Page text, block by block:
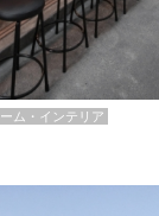
ム・インテリア